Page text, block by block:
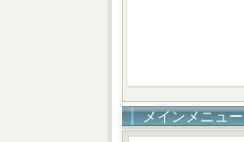
メインメニュー